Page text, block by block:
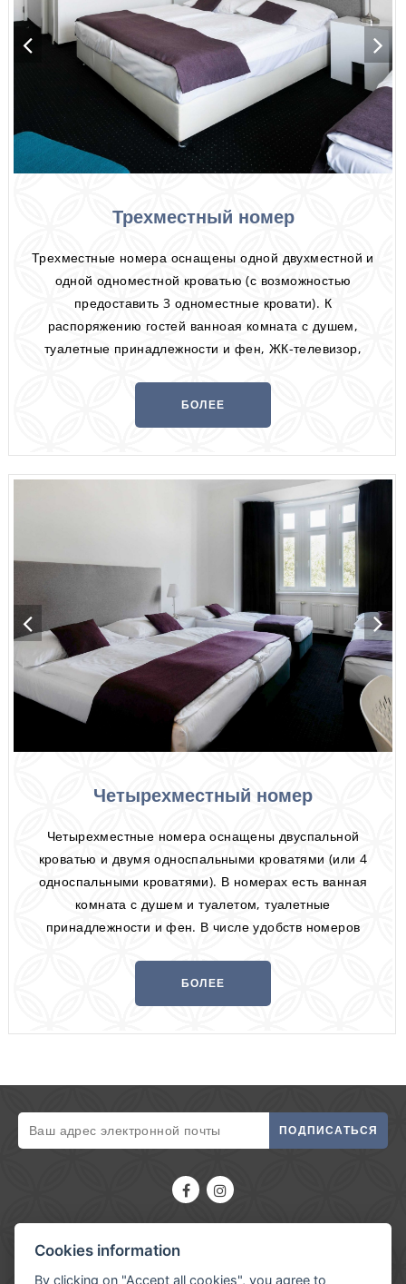
Трехместный номер
Трехместные номера оснащены одной двухместной и
одной одноместной кроватью (с возможностью
предоставить 3 одноместные кровати). К
распоряжению гостей ванноая комната с душем,
туалетные принадлежности и фен, ЖК-телевизор,
БОЛЕЕ
Четырехместный номер
Четырехместные номера оснащены двуспальной
кроватью и двумя односпальными кроватями (или 4
односпальными кроватями). В номерах есть ванная
комната с душем и туалетом, туалетные
принадлежности и фен. В числе удобств номеров
БОЛЕЕ
ПОДПИСАТЬСЯ
+420 222 592 414
Cookies information
By clicking on "Accept all cookies", you agree to